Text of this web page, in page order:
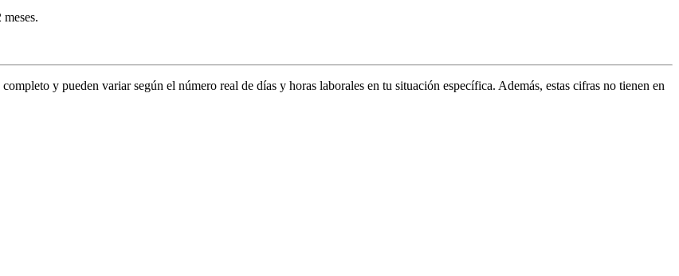
y pueden variar según el número real de días y horas laborales en tu situación específica. Además, estas cifras no tienen en